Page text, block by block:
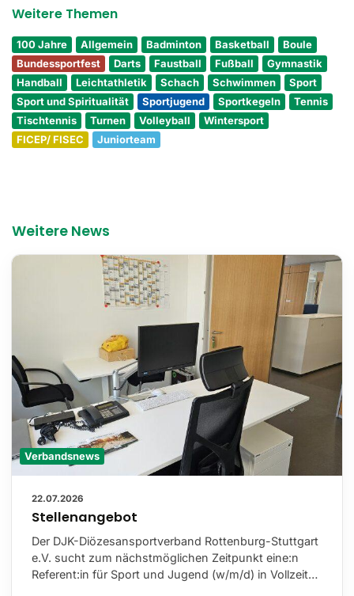
Weitere Themen
100 Jahre Allgemein Badminton Basketball
Boule
Bundessportfest
Darts Faustball Fußball
Gymnastik
Handball
Leichtathletik Schach Schwimmen
Sport
Sport und Spiritualität
Sportjugend Sportkegeln
Tennis
Tischtennis
Turnen Volleyball
Wintersport
FICEP/ FISEC
Juniorteam
Weitere News
Verbandsnews
22.07.2026
Stellenangebot
Der DJK-Diözesansportverband Rottenburg-Stuttgart
e.V. sucht zum nächstmöglichen Zeitpunkt eine:n
Referent:in für Sport und Jugend (w/m/d) in Vollzeit…